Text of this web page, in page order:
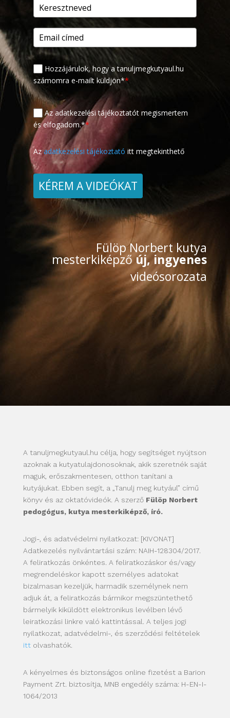
Hozzájárulok, hogy a tanuljmegkutyaul.hu
számomra e-mailt küldjön**
Az adatkezelési tájékoztatót megismertem
és elfogadom.**
Azadatkezelési tájékoztató itt megtekinthető
KÉREM A VIDEÓKAT
Fülöp Norbert kutya
mesterkiképzőúj, ingyenes
videósorozata
A tanuljmegkutyaul.hu célja, hogy segítséget nyújtson
azoknak a kutyatulajdonosoknak, akik szeretnék saját
maguk, erőszakmentesen, otthon tanítani a
kutyájukat. Ebben segít, a „Tanulj meg kutyául” című
könyv és az oktatóvideók. A szerző Fülöp Norbert
pedogógus, kutya mesterkiképző, író.
Jogi-, és adatvédelmi nyilatkozat: [KIVONAT]
Adatkezelés nyilvántartási szám: NAIH-128304/2017.
A feliratkozás önkéntes. A feliratkozáskor és/vagy
megrendeléskor kapott személyes adatokat
bizalmasan kezeljük, harmadik személynek nem
adjuk át, a feliratkozás bármikor megszüntethető
bármelyik kiküldött elektronikus levélben lévő
leiratkozási linkre való kattintással. A teljes jogi
nyilatkozat, adatvédelmi-, és szerződési feltételek
ittolvashatók.
A kényelmes és biztonságos online fizetést a Barion
Payment Zrt. biztosítja, MNB engedély száma: H-EN-I-
1064/2013